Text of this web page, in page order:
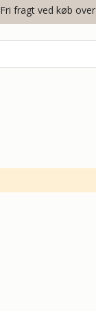
Fri fragt ved køb over